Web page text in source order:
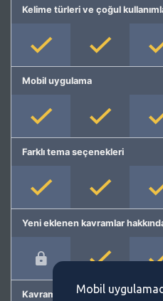
Kelime türleri ve çoğul
Mobil uygulama
Farklı tema seçenekleri
Yeni eklenen kavramlar
Kavram önerme
Mobil